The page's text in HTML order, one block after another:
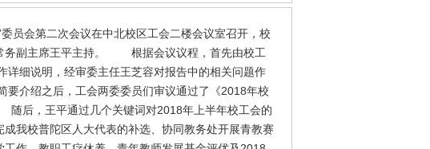
员会第二次会议在中北校区工会二楼会议室召开，校
务副主席王平主持。 根据会议议程，首先由校工
细说明，经审委主任王芝容对报告中的相关问题作
介绍之后，工会两委委员们审议通过了《2018年校
后，王平通过几个关键词对2018年上半年校工会的
我校普陀区人大代表的补选、协同教务处开展青教赛